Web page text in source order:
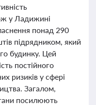
у Ладижині
понад 290
підрядником, який
будинку. Цей
постійного
ризиків у сфері
Загалом,
посилюють